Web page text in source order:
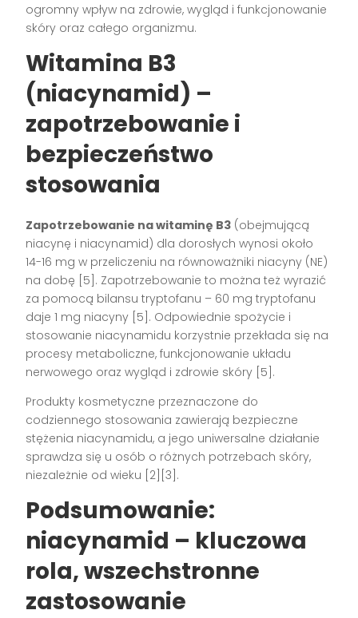
ogromny wpływ na zdrowie, wygląd i funkcjonowanie
skóry oraz całego organizmu.
Witamina B3
(niacynamid) –
zapotrzebowanie i
bezpieczeństwo
stosowania
Zapotrzebowanie na witaminę B3 (obejmującą
niacynę i niacynamid) dla dorosłych wynosi około
14-16 mg w przeliczeniu na równoważniki niacyny (NE)
na dobę [5]. Zapotrzebowanie to można też wyrazić
za pomocą bilansu tryptofanu – 60 mg tryptofanu
daje 1 mg niacyny [5]. Odpowiednie spożycie i
stosowanie niacynamidu korzystnie przekłada się na
procesy metaboliczne, funkcjonowanie układu
nerwowego oraz wygląd i zdrowie skóry [5].
Produkty kosmetyczne przeznaczone do
codziennego stosowania zawierają bezpieczne
stężenia niacynamidu, a jego uniwersalne działanie
sprawdza się u osób o różnych potrzebach skóry,
niezależnie od wieku [2][3].
Podsumowanie:
niacynamid – kluczowa
rola, wszechstronne
zastosowanie